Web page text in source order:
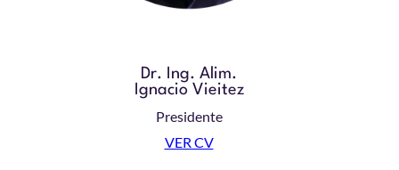
Dr. Ing. Alim.
Ignacio Vieitez
Presidente
VER CV